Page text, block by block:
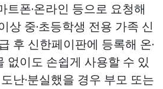
트폰·온라인 등으로 요청해
상 중·초등학생 전용 가족 신
후 신한페이판에 등록해 온·
없이도 손쉽게 사용할 수 있
난·분실했을 경우 부모 또는